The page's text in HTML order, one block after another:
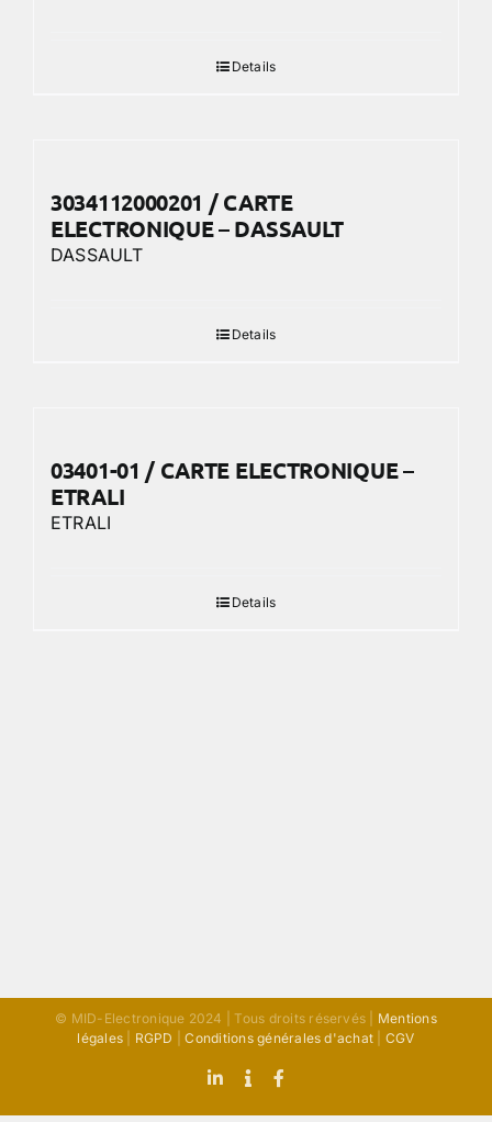
Details
3034112000201 / CARTE
ELECTRONIQUE – DASSAULT
DASSAULT
Details
03401-01 / CARTE ELECTRONIQUE –
ETRALI
ETRALI
Details
© MID-Electronique 2024 | Tous droits réservés | Mentions
légales
RGPD |Conditions générales d'achat CGV
LinkedIn
Indeed